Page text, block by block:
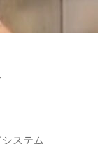
ステム